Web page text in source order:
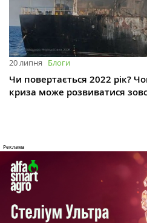
20 липня Блоги
Чи повертається 2022 рік?
криза може розвиватися